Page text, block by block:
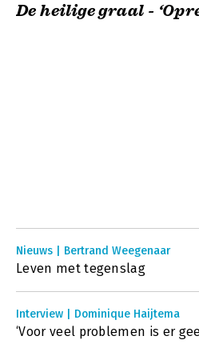
De heilige graal -
Nieuws | Bertrand Weegenaar
Leven met tegenslag
Interview | Dominique Haijtema
‘Voor veel problemen is er